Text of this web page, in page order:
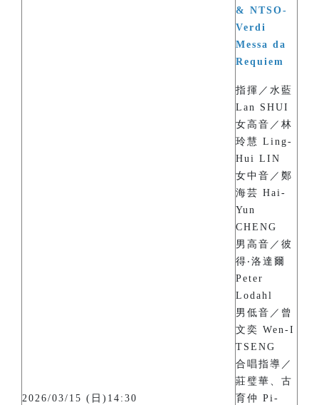
2026/03/15 (日)14:30
& NTSO-
Verdi
Messa da
Requiem
指揮／水藍
Lan SHUI
女高音／林
玲慧 Ling-
Hui LIN
女中音／鄭
海芸 Hai-
Yun
CHENG
男高音／彼
得‧洛達爾
Peter
Lodahl
男低音／曾
文奕 Wen-I
TSENG
合唱指導／
莊璧華、古
育仲 Pi-